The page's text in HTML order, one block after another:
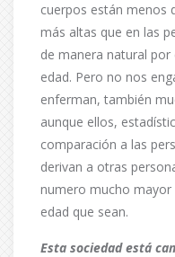
cuerpos están menos
más altas que en las
de manera natural
edad. Pero no nos
enferman, también
aunque ellos,
comparación a las
derivan a otras
numero mucho mayor
edad que sean.
Esta sociedad está